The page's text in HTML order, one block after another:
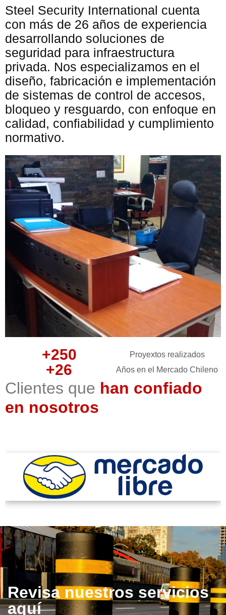
Steel Security International cuenta
con más de 26 años de experiencia
desarrollando soluciones de
seguridad para infraestructura
privada. Nos especializamos en el
diseño, fabricación e implementación
de sistemas de control de accesos,
bloqueo y resguardo, con enfoque en
calidad, confiabilidad y cumplimiento
normativo.
Proyextos realizados
+250
Años en el Mercado Chileno
+26
Clientes que han confiado
en nosotros
Revisa nuestros servicios
aquí